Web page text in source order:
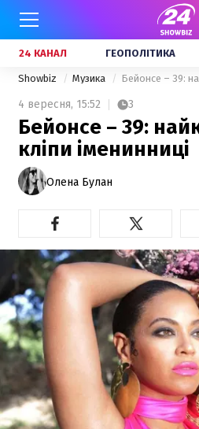
24 КАНАЛ ГЕОПОЛІТИКА
Showbiz Музика
4 вересня, 15:52 3
Бейонсе – 39:
кліпи іменинниці
Олена Булан